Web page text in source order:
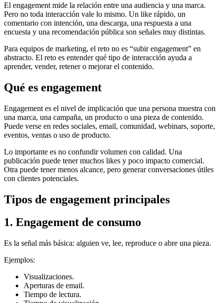
El engagement mide la relación entre una audiencia y una marca.
Pero no toda interacción vale lo mismo. Un like rápido, un
comentario con intención, una descarga, una respuesta a una
encuesta y una recomendación pública son señales muy distintas.
Para equipos de marketing, el reto no es “subir engagement” en
abstracto. El reto es entender qué tipo de interacción ayuda a
aprender, vender, retener o mejorar el contenido.
Qué es engagement
Engagement es el nivel de implicación que una persona muestra con
una marca, una campaña, un producto o una pieza de contenido.
Puede verse en redes sociales, email, comunidad, webinars, soporte,
eventos, ventas o uso de producto.
Lo importante es no confundir volumen con calidad. Una
publicación puede tener muchos likes y poco impacto comercial.
Otra puede tener menos alcance, pero generar conversaciones útiles
con clientes potenciales.
Tipos de engagement principales
1. Engagement de consumo
Es la señal más básica: alguien ve, lee, reproduce o abre una pieza.
Ejemplos:
Visualizaciones.
Aperturas de email.
Tiempo de lectura.